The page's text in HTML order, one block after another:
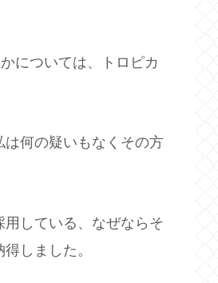
については、トロピカ
何の疑いもなくその方
している、なぜならそ
しました。